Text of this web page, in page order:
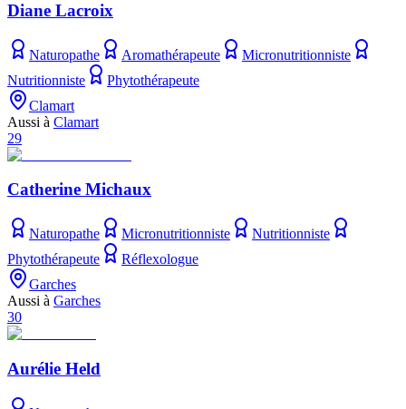
Diane Lacroix
Naturopathe Aromathérapeute
Micronutritionniste
Nutritionniste
Phytothérapeute
Clamart
Aussi à Clamart
29
Catherine Michaux
Naturopathe Micronutritionniste
Nutritionniste
Phytothérapeute
Réflexologue
Garches
Aussi à Garches
30
Aurélie Held